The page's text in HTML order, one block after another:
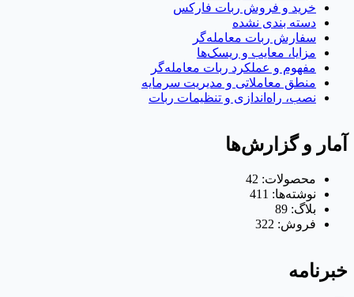
خرید و فروش ربات فارکس
دسته بندی نشده
سفارش ربات معامله‌گر
مزایا، معایب و ریسک‌ها
مفهوم و عملکرد ربات معامله‌گر
منطق معاملاتی و مدیریت سرمایه
نصب، راه‌اندازی و تنظیمات ربات
آمار و گزارش‌ها
محصولات: 42
نوشته‌ها: 411
بلاگ: 89
فروش: 322
خبرنامه